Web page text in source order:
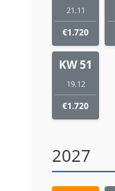
21.11
€1.720
KW 51
19.12
€1.720
2027